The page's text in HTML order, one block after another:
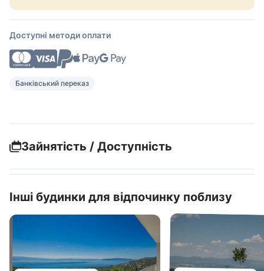
Доступні методи оплати
Банківський переказ
Зайнятість / Доступність
Інші будинки для відпочинку поблизу